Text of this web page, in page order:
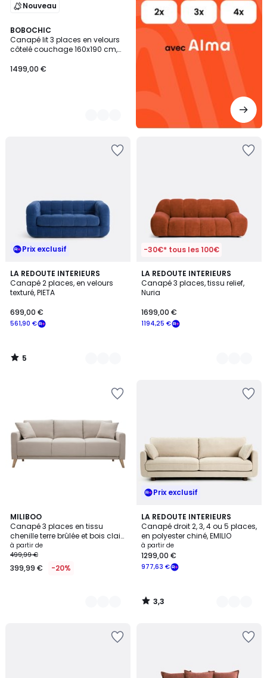
Nouveau
BOBOCHIC
Canapé lit 3 places en velours
côtelé couchage 160x190 cm,
1499,00 €
7
Couleurs
Prix exclusif
LA REDOUTE INTERIEURS
Canapé 2 places, en velours
texturé, PIETA
561,90 €
699,00 €
5
/
5
3
Couleurs
5
/
-30€* tous les 100€
LA REDOUTE INTERIEURS
Canapé 3 places, tissu relief,
Nuria
1194,25 €
1699,00 €
3
Couleurs
MILIBOO
Canapé 3 places en tissu
chenille terre brûlée et bois clair
MUNIK
à partir de
499,99 €
399,99 € -20%
6
Couleurs
Prix exclusif
LA REDOUTE INTERIEURS
Canapé droit 2, 3, 4 ou 5 places,
en polyester chiné, EMILIO
à partir de
977,63 €
1299,00 €
3,3
/ 5
5
Couleurs
3,3
/